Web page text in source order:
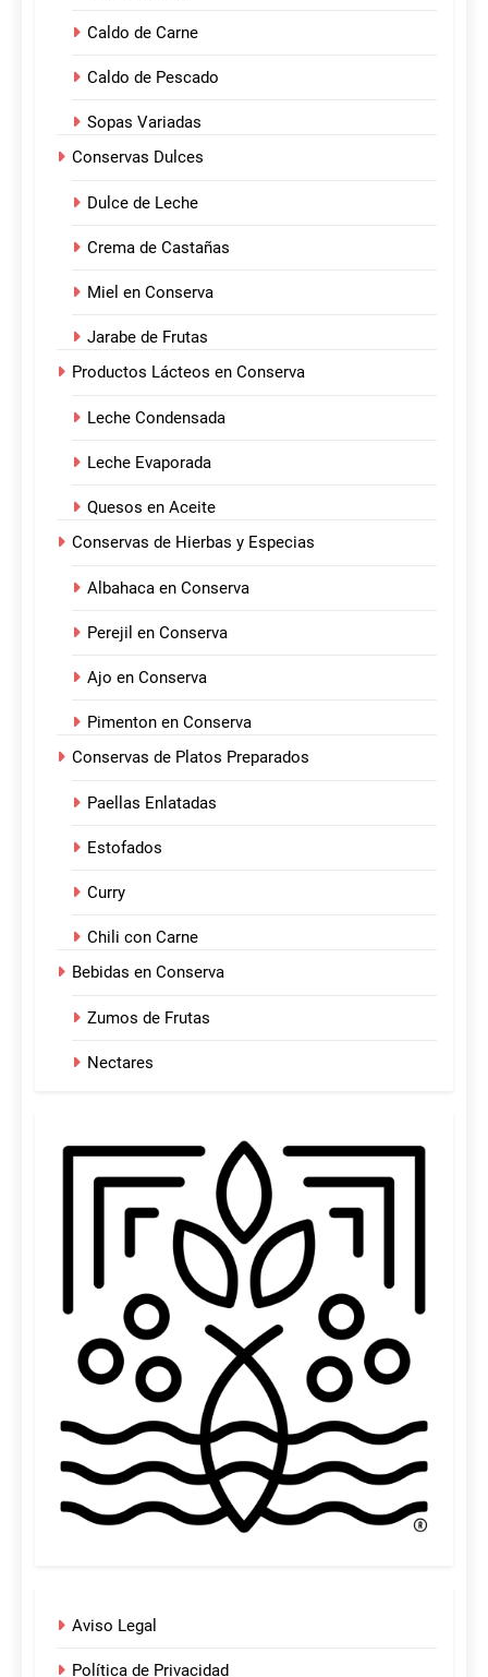
Caldo de Carne
Caldo de Pescado
Sopas Variadas
Conservas Dulces
Dulce de Leche
Crema de Castañas
Miel en Conserva
Jarabe de Frutas
Productos Lácteos en Conserva
Leche Condensada
Leche Evaporada
Quesos en Aceite
Conservas de Hierbas y Especias
Albahaca en Conserva
Perejil en Conserva
Ajo en Conserva
Pimenton en Conserva
Conservas de Platos Preparados
Paellas Enlatadas
Estofados
Curry
Chili con Carne
Bebidas en Conserva
Zumos de Frutas
Nectares
Aviso Legal
Política de Privacidad